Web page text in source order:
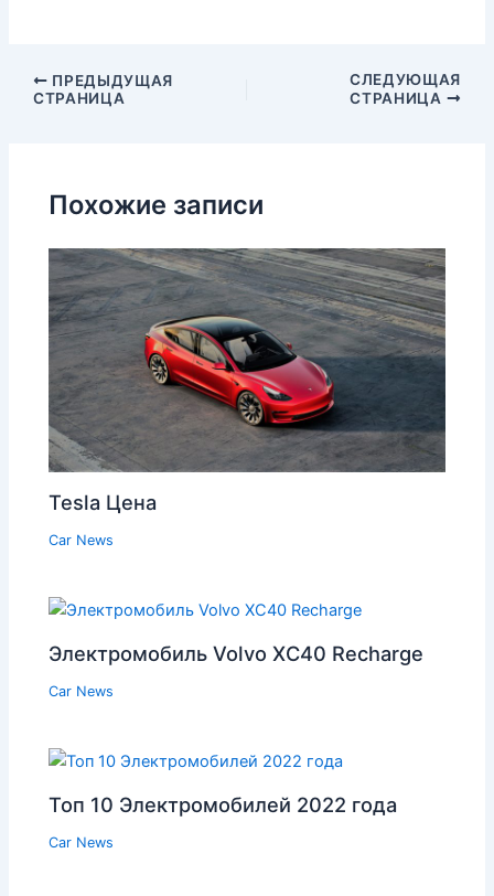
ПРЕДЫДУЩАЯ
СТРАНИЦА
СЛЕДУЮЩАЯ
СТРАНИЦА
Похожие записи
Tesla Цена
Car News
Электромобиль Volvo XC40 Recharge
Car News
Топ 10 Электромобилей 2022 года
Car News